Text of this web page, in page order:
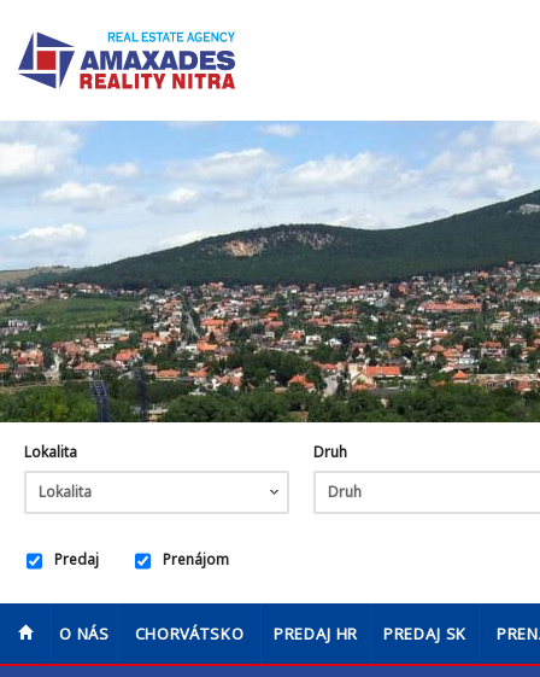
O NÁS CHORVÁTSKO PREDAJ HR PREDAJ SK
Lokalita
Lokalita
Druh
Druh
Predaj Prenájom